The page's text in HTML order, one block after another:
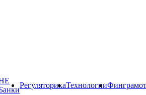
РегуляторикаТехнологии